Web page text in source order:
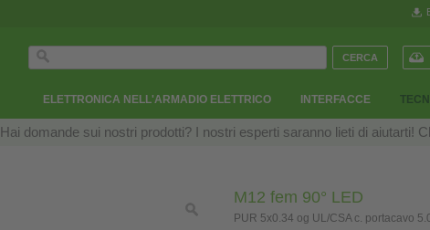
ELETTRONICA NELL'ARMADIO ELETTRICO INTERFACCE
Hai domande sui nostri prodotti? I nostri esperti saranno lieti di aiutarti!
M12 fem 90° LED
PUR 5x0.34 og UL/CSA c. portacavo